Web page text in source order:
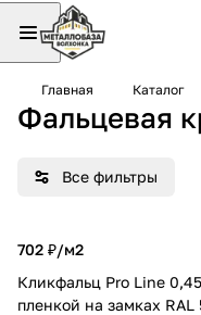
Главная Каталог
Фальцевая
Все фильтры
702 ₽/м2
Кликфальц Pro Line
пленкой на замках RAL